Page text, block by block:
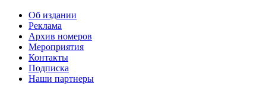
Об издании
Реклама
Архив номеров
Мероприятия
Контакты
Подписка
Наши партнеры